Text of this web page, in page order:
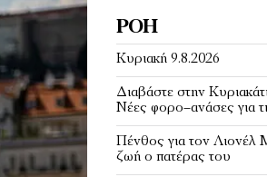
ΡΟΉ
Κυριακή 9.8.2026
Διαβάστε στην
Νέες φορο–ανάσες για
Πένθος για τον Λιονέλ
ζωή ο πατέρας του